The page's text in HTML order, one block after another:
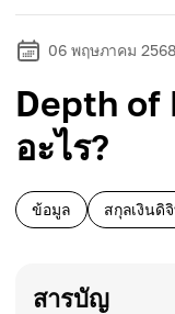
06 พฤษภาคม 2568
Depth of
อะไร?
ข้อมูล สกุลเงินดิ
สารบัญ